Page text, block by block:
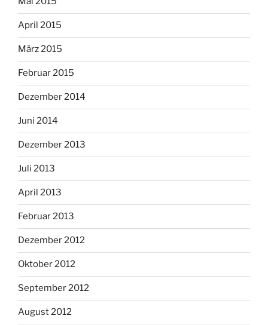
April 2015
März 2015
Februar 2015
Dezember 2014
Juni 2014
Dezember 2013
Juli 2013
April 2013
Februar 2013
Dezember 2012
Oktober 2012
September 2012
August 2012